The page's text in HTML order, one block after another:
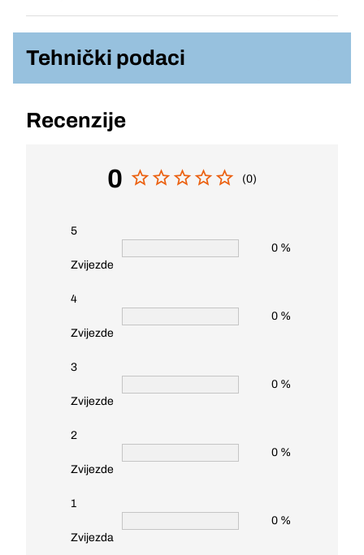
Tehnički podaci
Recenzije
0 (0)
5
Zvijezde
0 %
4
Zvijezde
0 %
3
Zvijezde
0 %
2
Zvijezde
0 %
1
Zvijezda
0 %